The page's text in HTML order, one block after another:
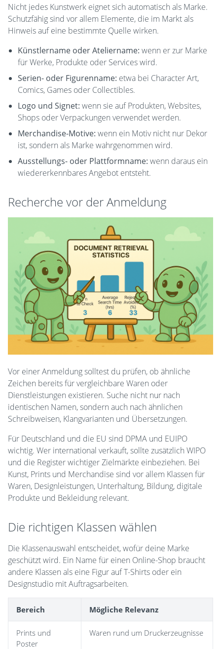
Nicht jedes Kunstwerk eignet sich automatisch als Marke.
Schutzfähig sind vor allem Elemente, die im Markt als
Hinweis auf eine bestimmte Quelle wirken.
Künstlername oder Ateliername: wenn er zur Marke
für Werke, Produkte oder Services wird.
Serien- oder Figurenname: etwa bei Character Art,
Comics, Games oder Collectibles.
Logo und Signet: wenn sie auf Produkten, Websites,
Shops oder Verpackungen verwendet werden.
Merchandise-Motive: wenn ein Motiv nicht nur Dekor
ist, sondern als Marke wahrgenommen wird.
Ausstellungs- oder Plattformname: wenn daraus ein
wiedererkennbares Angebot entsteht.
Recherche vor der Anmeldung
Vor einer Anmeldung solltest du prüfen, ob ähnliche
Zeichen bereits für vergleichbare Waren oder
Dienstleistungen existieren. Suche nicht nur nach
identischen Namen, sondern auch nach ähnlichen
Schreibweisen, Klangvarianten und Übersetzungen.
Für Deutschland und die EU sind DPMA und EUIPO
wichtig. Wer international verkauft, sollte zusätzlich WIPO
und die Register wichtiger Zielmärkte einbeziehen. Bei
Kunst, Prints und Merchandise sind vor allem Klassen für
Waren, Designleistungen, Unterhaltung, Bildung, digitale
Produkte und Bekleidung relevant.
Die richtigen Klassen wählen
Die Klassenauswahl entscheidet, wofür deine Marke
geschützt wird. Ein Name für einen Online-Shop braucht
andere Klassen als eine Figur auf T-Shirts oder ein
Designstudio mit Auftragsarbeiten.
Bereich Mögliche Relevanz
Prints und
Poster
Waren rund um Druckerzeugnisse